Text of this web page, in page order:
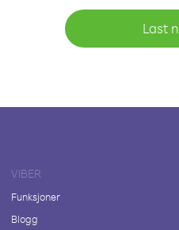
Last
VIBER
Funksjoner
Blogg